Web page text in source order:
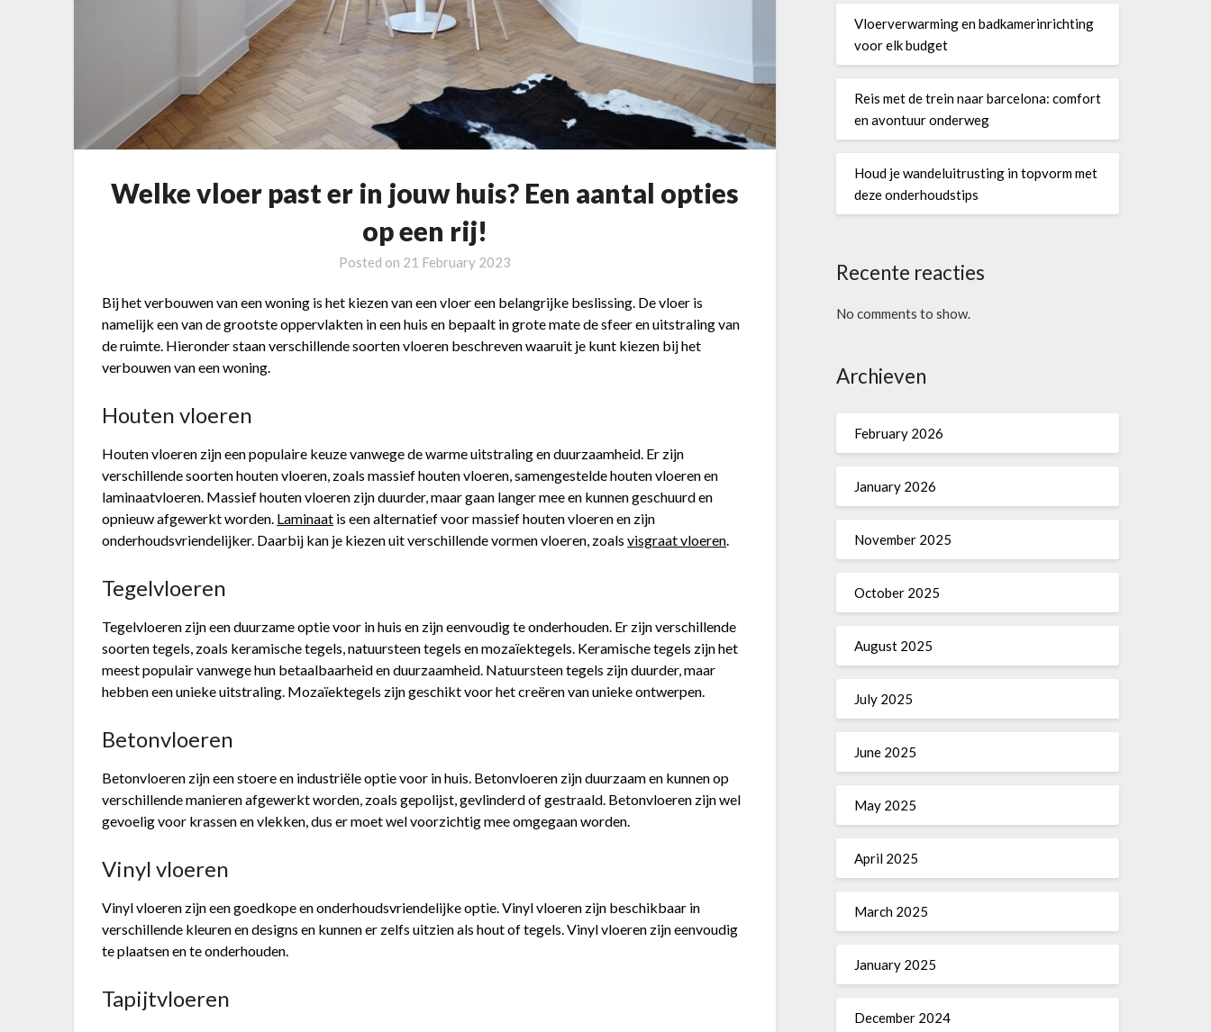
Welke vloer past er in jouw huis? Een aantal opties
op een rij!
Posted on 21 February 2023
Bij het verbouwen van een woning is het kiezen van een vloer een belangrijke beslissing. De vloer is
namelijk een van de grootste oppervlakten in een huis en bepaalt in grote mate de sfeer en uitstraling van
de ruimte. Hieronder staan verschillende soorten vloeren beschreven waaruit je kunt kiezen bij het
verbouwen van een woning.
Houten vloeren
Houten vloeren zijn een populaire keuze vanwege de warme uitstraling en duurzaamheid. Er zijn
verschillende soorten houten vloeren, zoals massief houten vloeren, samengestelde houten vloeren en
laminaatvloeren. Massief houten vloeren zijn duurder, maar gaan langer mee en kunnen geschuurd en
opnieuw afgewerkt worden. Laminaat is een alternatief voor massief houten vloeren en zijn
onderhoudsvriendelijker. Daarbij kan je kiezen uit verschillende vormen vloeren, zoalsvisgraat vloeren.
Tegelvloeren
Tegelvloeren zijn een duurzame optie voor in huis en zijn eenvoudig te onderhouden. Er zijn verschillende
soorten tegels, zoals keramische tegels, natuursteen tegels en mozaïektegels. Keramische tegels zijn het
meest populair vanwege hun betaalbaarheid en duurzaamheid. Natuursteen tegels zijn duurder, maar
hebben een unieke uitstraling. Mozaïektegels zijn geschikt voor het creëren van unieke ontwerpen.
Betonvloeren
Betonvloeren zijn een stoere en industriële optie voor in huis. Betonvloeren zijn duurzaam en kunnen op
verschillende manieren afgewerkt worden, zoals gepolijst, gevlinderd of gestraald. Betonvloeren zijn wel
gevoelig voor krassen en vlekken, dus er moet wel voorzichtig mee omgegaan worden.
Vinyl vloeren
Vinyl vloeren zijn een goedkope en onderhoudsvriendelijke optie. Vinyl vloeren zijn beschikbaar in
verschillende kleuren en designs en kunnen er zelfs uitzien als hout of tegels. Vinyl vloeren zijn eenvoudig
te plaatsen en te onderhouden.
Tapijtvloeren
Vloerverwarming en badkamerinrichting
voor elk budget
Reis met de trein naar barcelona: comfort
en avontuur onderweg
Houd je wandeluitrusting in topvorm met
deze onderhoudstips
Recente reacties
No comments to show.
Archieven
February 2026
January 2026
November 2025
October 2025
August 2025
July 2025
June 2025
May 2025
April 2025
March 2025
January 2025
December 2024